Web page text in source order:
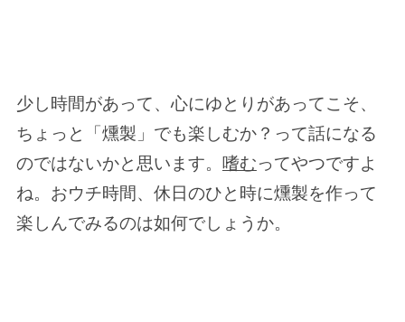
少し時間があって、心にゆとりがあってこそ、
ちょっと「燻製」でも楽しむか？って話になる
のではないかと思います。 嗜むってやつですよ
ね。おウチ時間、休日のひと時に燻製を作って
楽しんでみるのは如何でしょうか。